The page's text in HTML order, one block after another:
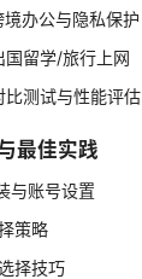
办公与隐私保护
国留学/旅行上网
比测试与性能评估
最佳实践
与账号设置
策略
择技巧